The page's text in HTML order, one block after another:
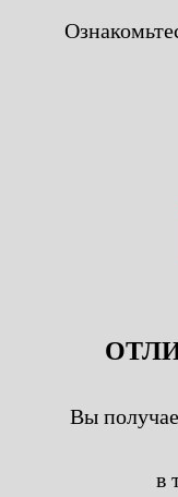
Вы
в